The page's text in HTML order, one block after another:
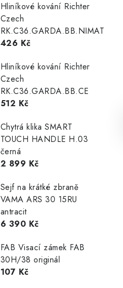
Hliníkové kování Richter
Czech
RK.C36.GARDA.BB.NIMAT
426 Kč
Hliníkové kování Richter
Czech
RK.C36.GARDA.BB.CE
512 Kč
Chytrá klika SMART
TOUCH HANDLE H.03
černá
2 899 Kč
Sejf na krátké zbraně
VAMA ARS 30 15RU
antracit
6 390 Kč
FAB Visací zámek FAB
30H/38 originál
107 Kč